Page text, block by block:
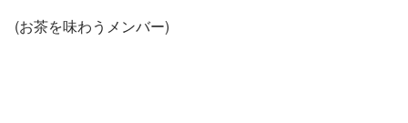
(お茶を味わうメンバー)